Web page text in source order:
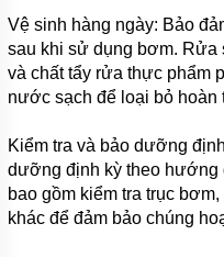
NƯỚC
THẢI
CNP
MÁY
CHÌM
HÚT
NƯỚC
THẢI
APP
Vệ sinh hàng ngày: Bảo
sau khi sử dụng bơm. Rửa
và chất tẩy rửa thực phẩm
nước sạch để loại bỏ hoàn
Kiểm tra và bảo dưỡng
dưỡng định kỳ theo hướng
bao gồm kiểm tra trục
khác để đảm bảo chúng